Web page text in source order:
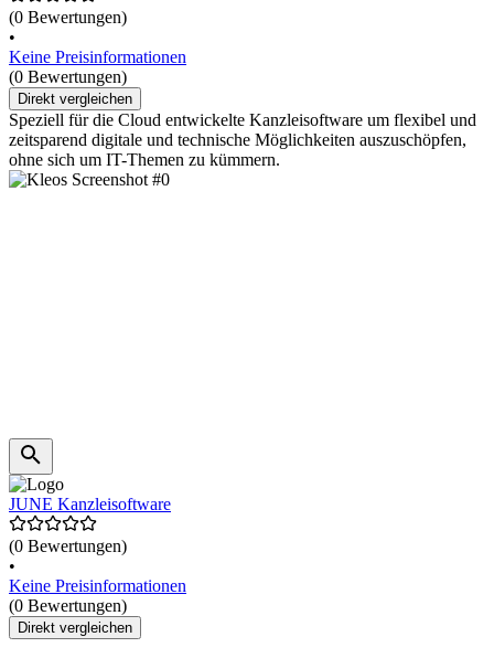
(0 Bewertungen)
•
Keine Preisinformationen
(0 Bewertungen)
Direkt vergleichen
Speziell für die Cloud entwickelte Kanzleisoftware um flexibel und
zeitsparend digitale und technische Möglichkeiten auszuschöpfen,
ohne sich um IT-Themen zu kümmern.
JUNE Kanzleisoftware
(0 Bewertungen)
•
Keine Preisinformationen
(0 Bewertungen)
Direkt vergleichen